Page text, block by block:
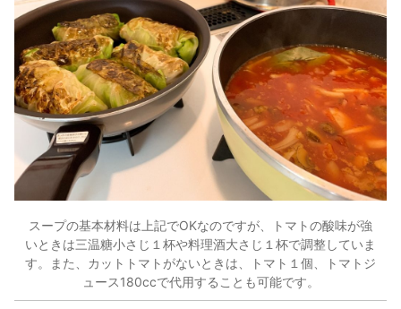
スープの基本材料は上記でOKなのですが、トマトの酸味が強
いときは三温糖小さじ１杯や料理酒大さじ１杯で調整していま
す。また、カットトマトがないときは、トマト１個、トマトジ
ュース180ccで代用することも可能です。